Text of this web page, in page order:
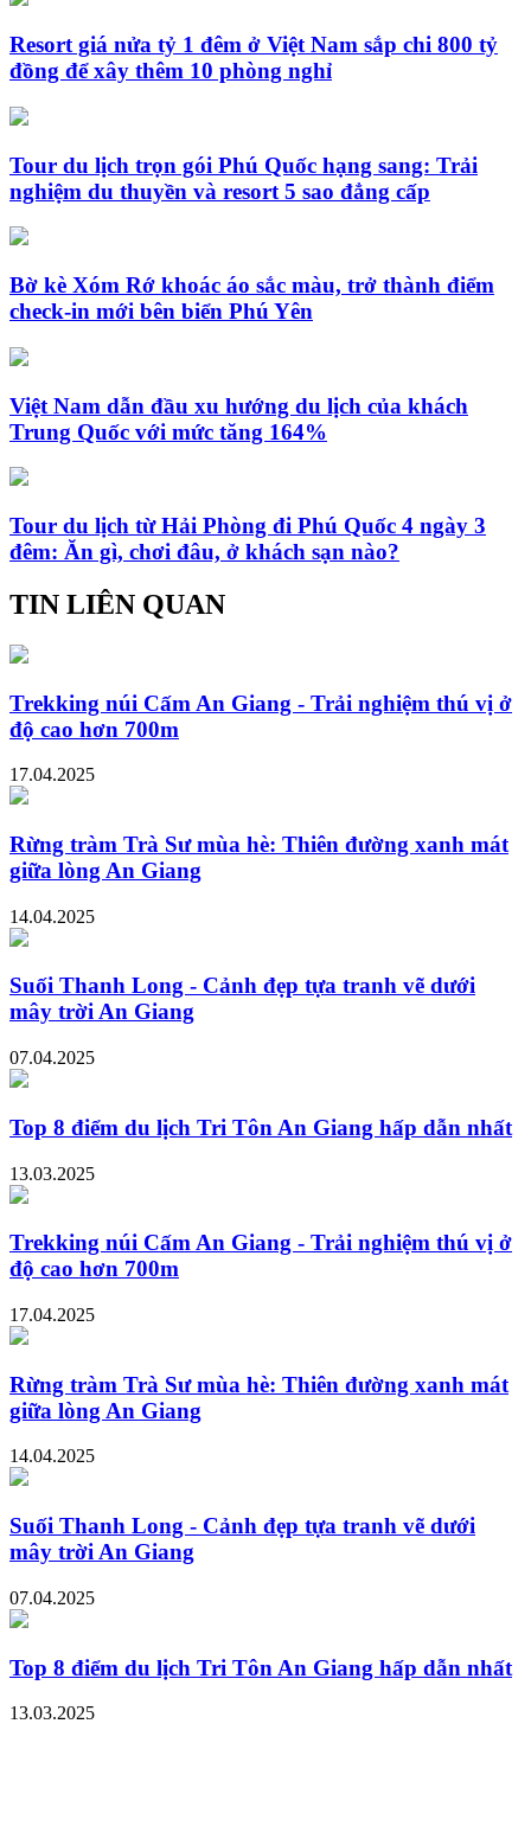
Resort giá nửa tỷ 1 đêm ở Việt Nam sắp chi 800 tỷ
đồng để xây thêm 10 phòng nghỉ
Tour du lịch trọn gói Phú Quốc hạng sang: Trải
nghiệm du thuyền và resort 5 sao đẳng cấp
Bờ kè Xóm Rớ khoác áo sắc màu, trở thành điểm
check-in mới bên biển Phú Yên
Việt Nam dẫn đầu xu hướng du lịch của khách
Trung Quốc với mức tăng 164%
Tour du lịch từ Hải Phòng đi Phú Quốc 4 ngày 3
đêm: Ăn gì, chơi đâu, ở khách sạn nào?
TIN LIÊN QUAN
Trekking núi Cấm An Giang - Trải nghiệm thú vị ở
độ cao hơn 700m
17.04.2025
Rừng tràm Trà Sư mùa hè: Thiên đường xanh mát
giữa lòng An Giang
14.04.2025
Suối Thanh Long - Cảnh đẹp tựa tranh vẽ dưới
mây trời An Giang
07.04.2025
Top 8 điểm du lịch Tri Tôn An Giang hấp dẫn nhất
13.03.2025
Trekking núi Cấm An Giang - Trải nghiệm thú vị ở
độ cao hơn 700m
17.04.2025
Rừng tràm Trà Sư mùa hè: Thiên đường xanh mát
giữa lòng An Giang
14.04.2025
Suối Thanh Long - Cảnh đẹp tựa tranh vẽ dưới
mây trời An Giang
07.04.2025
Top 8 điểm du lịch Tri Tôn An Giang hấp dẫn nhất
13.03.2025